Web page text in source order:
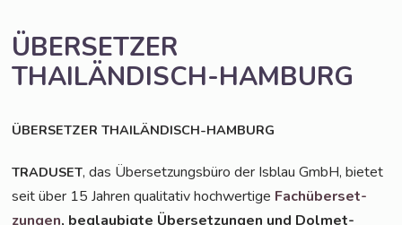
ÜBERSETZER
THAILÄNDISCH-HAMBURG
ÜBERSETZER THAILÄNDISCH-HAMBURG
TRADUSET, das Über­set­zungs­bü­ro der Isblau GmbH, bie­tet
seit über 15 Jah­ren qua­li­ta­tiv hoch­wer­ti­ge Fach­über­set­
zun­gen, beglau­big­te Über­set­zun­gen und Dol­met­